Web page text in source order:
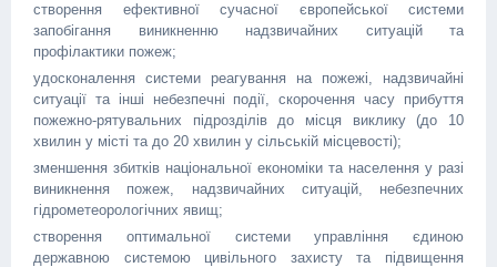
створення ефективної сучасної європейської системи
запобігання виникненню надзвичайних ситуацій та
профілактики пожеж;
удосконалення системи реагування на пожежі, надзвичайні
ситуації та інші небезпечні події, скорочення часу прибуття
пожежно-рятувальних підрозділів до місця виклику (до 10
хвилин у місті та до 20 хвилин у сільській місцевості);
зменшення збитків національної економіки та населення у разі
виникнення пожеж, надзвичайних ситуацій, небезпечних
гідрометеорологічних явищ;
створення оптимальної системи управління єдиною
державною системою цивільного захисту та підвищення